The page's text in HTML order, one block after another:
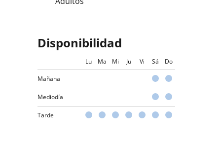
Disponibilidad
Lu Ma Mi Ju Vi Sá Do
Mañana
Mediodía
Tarde